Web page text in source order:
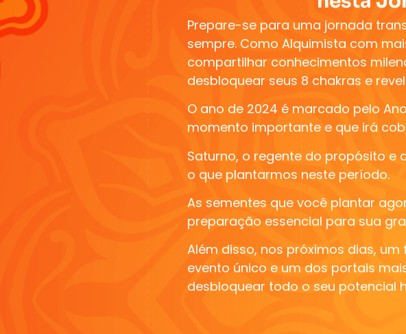
Prepare-se para uma jornada
sempre. Como Alquimista com
compartilhar conhecimentos
desbloquear seus 8 chakras e
O ano de 2024 é marcado pelo
momento importante e que irá
Saturno, o regente do propósito e
o que plantarmos neste período.
As sementes que você plantar
preparação essencial para sua
Além disso, nos próximos dias, um
evento único e um dos portais
desbloquear todo o seu potencial